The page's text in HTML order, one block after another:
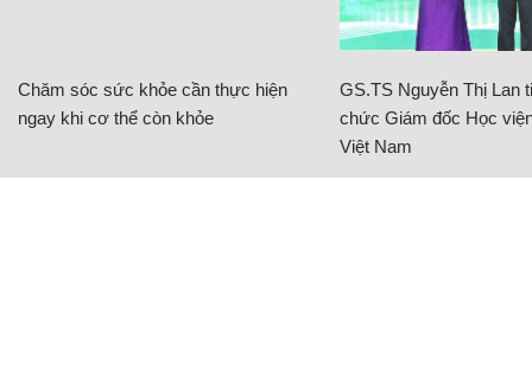
Chăm sóc sức khỏe cần thực hiện
ngay khi cơ thể còn khỏe
GS.TS Nguyễn Thị Lan
chức Giám đốc Học
Việt Nam